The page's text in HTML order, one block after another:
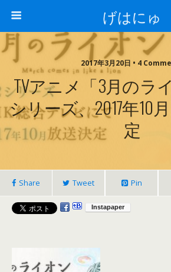
げはにゅ
2017年3月20日 • 4
TVアニメ「3月のラ
シリーズ、2017年10
定
Share Tweet Pin